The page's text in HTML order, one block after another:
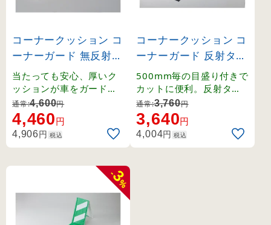
コーナークッション コ
ーナーガード 無反射タ
イプ 200×1000×15m
m (246010)
当たっても安心、厚いク
ッションが車をガード。
折れ曲がり可能なコーナ
ー用。
通常:4,600円
4,460円
4,906円 税込
コーナークッション コ
ーナーガード 反射タイ
プ 黄反射／黒 (24603
1)
500mm毎の目盛り付きで
カットに便利。反射タイ
プで夜間の視認性も確保
。
通常:3,760円
3,640円
4,004円 税込
-
3
%